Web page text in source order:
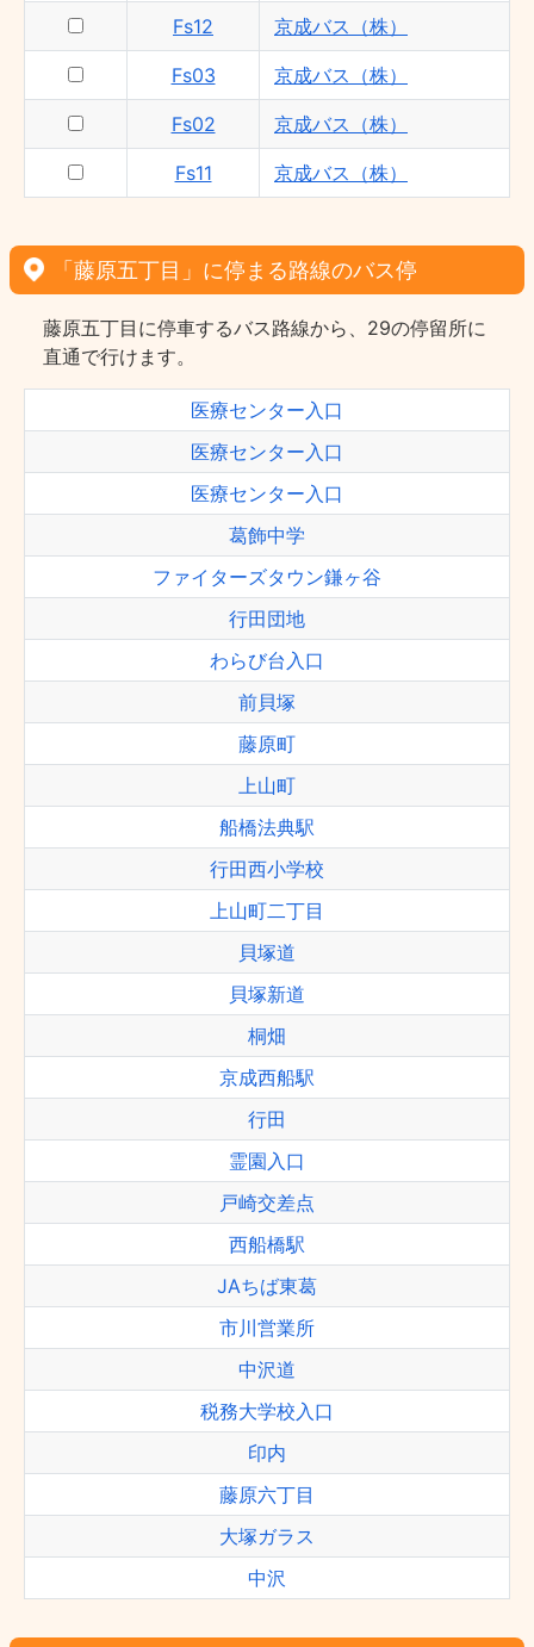
Fs12 京成バス（株）
Fs03 京成バス（株）
Fs02 京成バス（株）
Fs11 京成バス（株）
「藤原五丁目」に停まる路線のバス停
藤原五丁目に停車するバス路線から、29の停留所に
直通で行けます。
医療センター入口
医療センター入口
医療センター入口
葛飾中学
ファイターズタウン鎌ヶ谷
行田団地
わらび台入口
前貝塚
藤原町
上山町
船橋法典駅
行田西小学校
上山町二丁目
貝塚道
貝塚新道
桐畑
京成西船駅
行田
霊園入口
戸崎交差点
西船橋駅
JAちば東葛
市川営業所
中沢道
税務大学校入口
印内
藤原六丁目
大塚ガラス
中沢